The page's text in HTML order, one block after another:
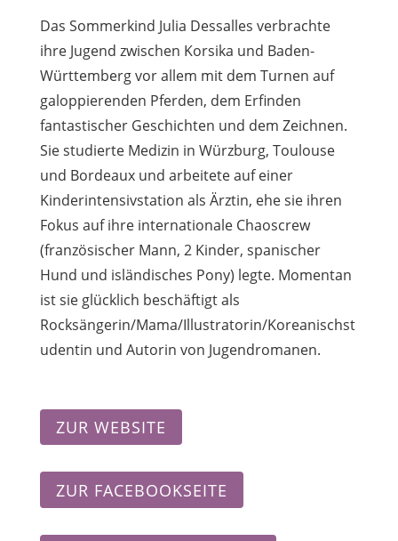
Das Sommerkind Julia Dessalles verbrachte
ihre Jugend zwischen Korsika und Baden-
Württemberg vor allem mit dem Turnen auf
galoppierenden Pferden, dem Erfinden
fantastischer Geschichten und dem Zeichnen.
Sie studierte Medizin in Würzburg, Toulouse
und Bordeaux und arbeitete auf einer
Kinderintensivstation als Ärztin, ehe sie ihren
Fokus auf ihre internationale Chaoscrew
(französischer Mann, 2 Kinder, spanischer
Hund und isländisches Pony) legte. Momentan
ist sie glücklich beschäftigt als
Rocksängerin/Mama/Illustratorin/Koreanischst
udentin und Autorin von Jugendromanen.
ZUR WEBSITE
ZUR FACEBOOKSEITE